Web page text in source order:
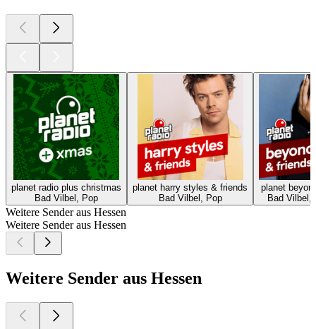
planet radio plus christmas
Bad Vilbel, Pop
planet harry styles & friends
Bad Vilbel, Pop
planet
Bad Vilbel,
Weitere Sender aus Hessen
Weitere Sender aus Hessen
Weitere Sender aus Hessen